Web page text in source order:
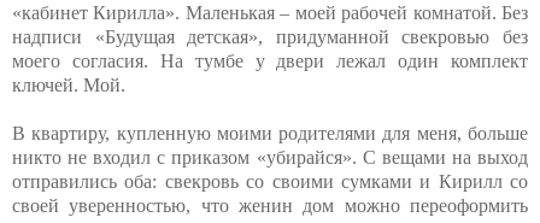
«кабинет Кирилла». Маленькая – моей рабочей комнатой. Без
надписи «Будущая детская», придуманной свекровью без
моего согласия. На тумбе у двери лежал один комплект
ключей. Мой.
В квартиру, купленную моими родителями для меня, больше
никто не входил с приказом «убирайся». С вещами на выход
отправились оба: свекровь со своими сумками и Кирилл со
своей уверенностью, что женин дом можно переоформить